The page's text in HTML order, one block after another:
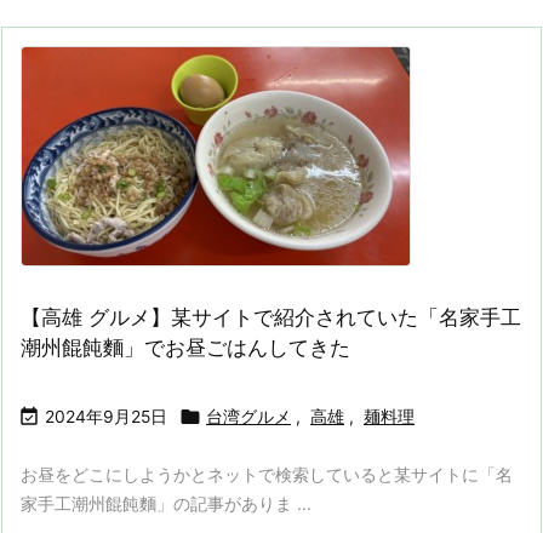
【高雄 グルメ】某サイトで紹介されていた「名家手工
潮州餛飩麵」でお昼ごはんしてきた
 2024年9月25日  台湾グルメ , 高雄 , 麺料理
お昼をどこにしようかとネットで検索していると某サイトに「名
家手工潮州餛飩麵」の記事がありま ...